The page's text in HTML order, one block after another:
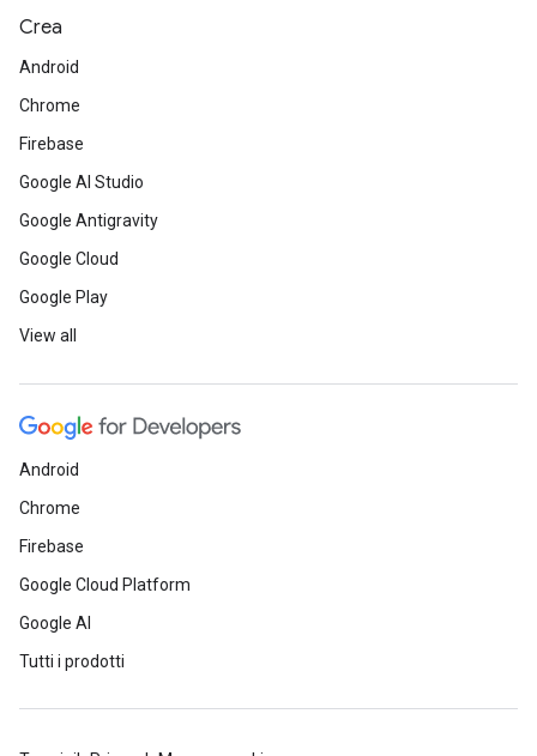
Crea
Android
Chrome
Firebase
Google AI Studio
Google Antigravity
Google Cloud
Google Play
View all
Android
Chrome
Firebase
Google Cloud Platform
Google AI
Tutti i prodotti